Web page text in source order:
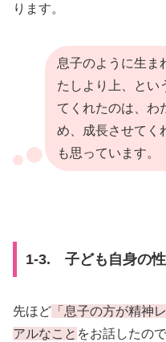
ります。
息子のように生ま
たしより上、とい
てくれたのは、わ
め、成長させてく
も思っています。
1-3. 子ども自身の
先ほど 「息子の方が精神
アルなこと をお話したの